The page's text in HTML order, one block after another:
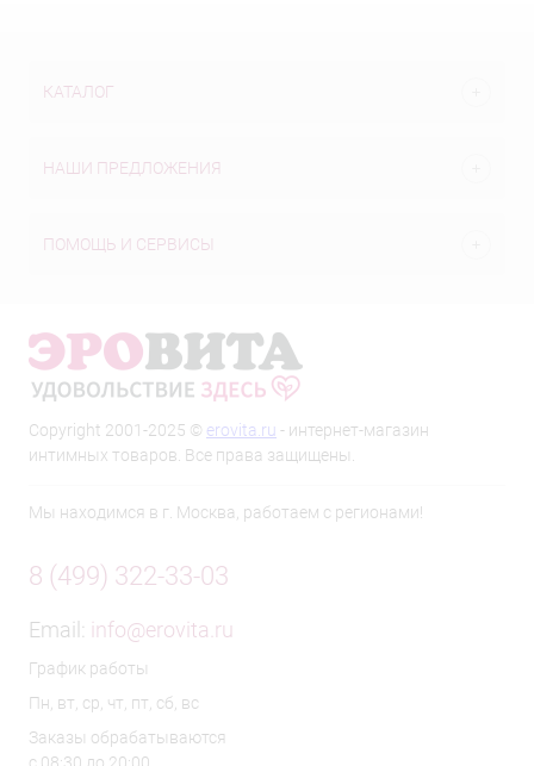
КАТАЛОГ
НАШИ ПРЕДЛОЖЕНИЯ
ПОМОЩЬ И СЕРВИСЫ
Copyright 2001-2025 © erovita.ru - интернет-магазин
интимных товаров. Все права защищены.
Мы находимся в г. Москва, работаем с регионами!
8 (499) 322-33-03
Email: info@erovita.ru
График работы
Пн, вт, ср, чт, пт, сб, вс
Заказы обрабатываются